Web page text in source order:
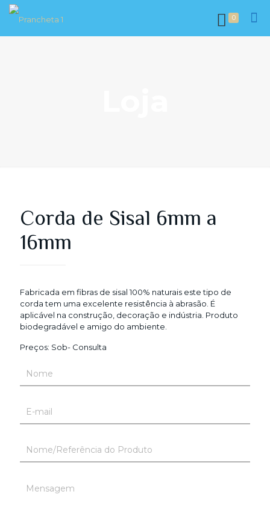
0
Corda de Sisal 6mm a
16mm
Fabricada em fibras de sisal 100% naturais este tipo de
corda tem uma excelente resistência à abrasão. É
aplicável na construção, decoração e indústria. Produto
biodegradável e amigo do ambiente.
Preços: Sob- Consulta